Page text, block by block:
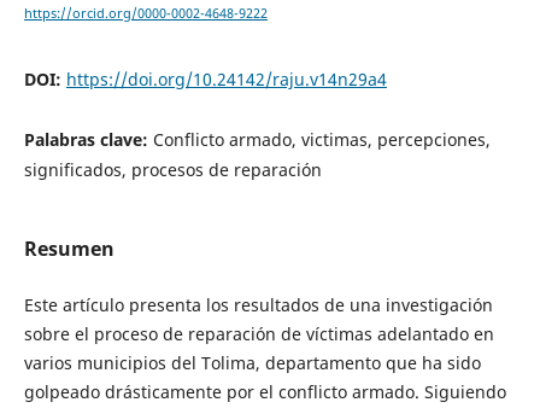
https://orcid.org/0000-0002-4648-9222
DOI: https://doi.org/10.24142/raju.v14n29a4
Palabras clave: Conflicto armado, victimas, percepciones,
significados, procesos de reparación
Resumen
Este artículo presenta los resultados de una investigación
sobre el proceso de reparación de víctimas adelantado en
varios municipios del Tolima, departamento que ha sido
golpeado drásticamente por el conflicto armado. Siguiendo